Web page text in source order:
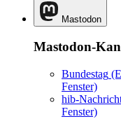
Mastodon
Mastodon-
Bundestag
Fenster)
hib-
Fenster)